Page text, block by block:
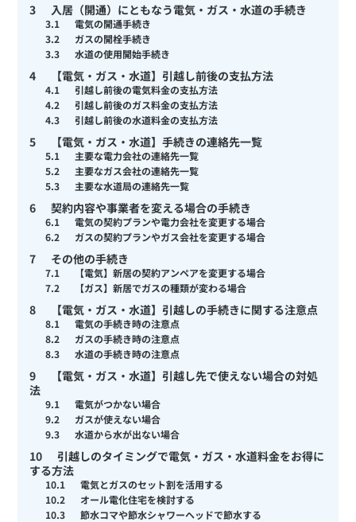
3 入居（開通）にともなう電気・ガス・水道の手続き
3.1
電気の開通手続き
3.2
ガスの開栓手続き
3.3
水道の使用開始手続き
4 【電気・ガス・水道】引越し前後の支払方法
4.1
引越し前後の電気料金の支払方法
4.2
引越し前後のガス料金の支払方法
4.3
引越し前後の水道料金の支払方法
5 【電気・ガス・水道】手続きの連絡先一覧
5.1
主要な電力会社の連絡先一覧
5.2
主要なガス会社の連絡先一覧
5.3
主要な水道局の連絡先一覧
6 契約内容や事業者を変える場合の手続き
6.1
電気の契約プランや電力会社を変更する場合
6.2
ガスの契約プランやガス会社を変更する場合
7 その他の手続き
7.1
【電気】新居の契約アンペアを変更する場合
7.2
【ガス】新居でガスの種類が変わる場合
8 【電気・ガス・水道】引越しの手続きに関する注意点
8.1
電気の手続き時の注意点
8.2
ガスの手続き時の注意点
8.3
水道の手続き時の注意点
9
【電気・ガス・水道】引越し先で使えない場合の対処
法
9.1
電気がつかない場合
9.2
ガスが使えない場合
9.3
水道から水が出ない場合
10
引越しのタイミングで電気・ガス・水道料金をお得に
する方法
10.1
電気とガスのセット割を活用する
10.2
オール電化住宅を検討する
10.3
節水コマや節水シャワーヘッドで節水する